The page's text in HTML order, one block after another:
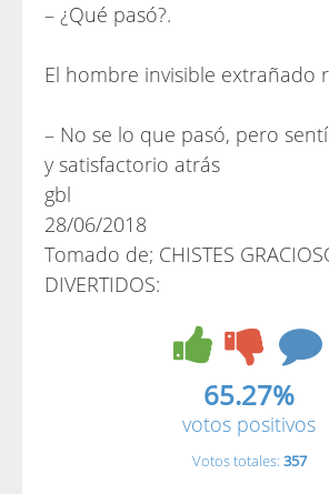
– ¿Qué pasó?.
El hombre invisible extrañado
– No se lo que pasó, pero
y satisfactorio atrás
gbl
28/06/2018
Tomado de; CHISTES
DIVERTIDOS:
65.27%
votos positivos
Votos totales: 357